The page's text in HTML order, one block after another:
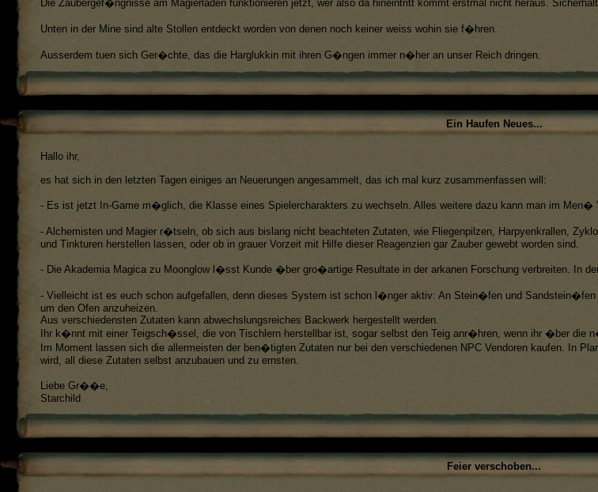
Die Zaubergef�ngnisse am Magierladen funktionieren jetzt, wer also da hineintritt kommt erstmal nicht heraus.
Unten in der Mine sind alte Stollen entdeckt worden von denen noch keiner weiss wohin sie f�hren.
Ausserdem tuen sich Ger�chte, das die Harglukkin mit ihren G�ngen immer n�her an unser Reich dringen.
Ein Haufen Neues...
Hallo ihr,
es hat sich in den letzten Tagen einiges an Neuerungen angesammelt, das ich mal kurz zusammenfassen will:
- Es ist jetzt In-Game m�glich, die Klasse eines Spielercharakters zu wechseln. Alles weitere dazu kann man im Men�
- Alchemisten und Magier r�tseln, ob sich aus bislang nicht beachteten Zutaten, wie Fliegenpilzen, Harpyenkrallen,
und Tinkturen herstellen lassen, oder ob in grauer Vorzeit mit Hilfe dieser Reagenzien gar Zauber gewebt worden sind.
- Die Akademia Magica zu Moonglow l�sst Kunde �ber gro�artige Resultate in der arkanen Forschung verbreiten. In
- Vielleicht ist es euch schon aufgefallen, denn dieses System ist schon l�nger aktiv: An Stein�fen und
um den Ofen anzuheizen.
Aus verschiedensten Zutaten kann abwechslungsreiches Backwerk hergestellt werden.
Ihr k�nnt mit einer Teigsch�ssel, die von Tischlern herstellbar ist, sogar selbst den Teig anr�hren, wenn ihr �ber die
Im Moment lassen sich die allermeisten der ben�tigten Zutaten nur bei den verschiedenen NPC Vendoren kaufen. In
wird, all diese Zutaten selbst anzubauen und zu ernsten.
Liebe Gr��e,
Starchild
Feier verschoben...